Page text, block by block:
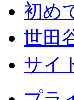
初め
世田
サイ